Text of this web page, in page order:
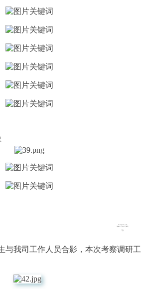
与我司工作人员合影，本次考察调研工